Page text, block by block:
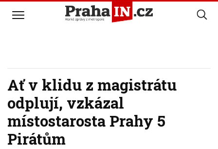
Ať v klidu z magistrátu
odplují, vzkázal
místostarosta Prahy 5
Pirátům